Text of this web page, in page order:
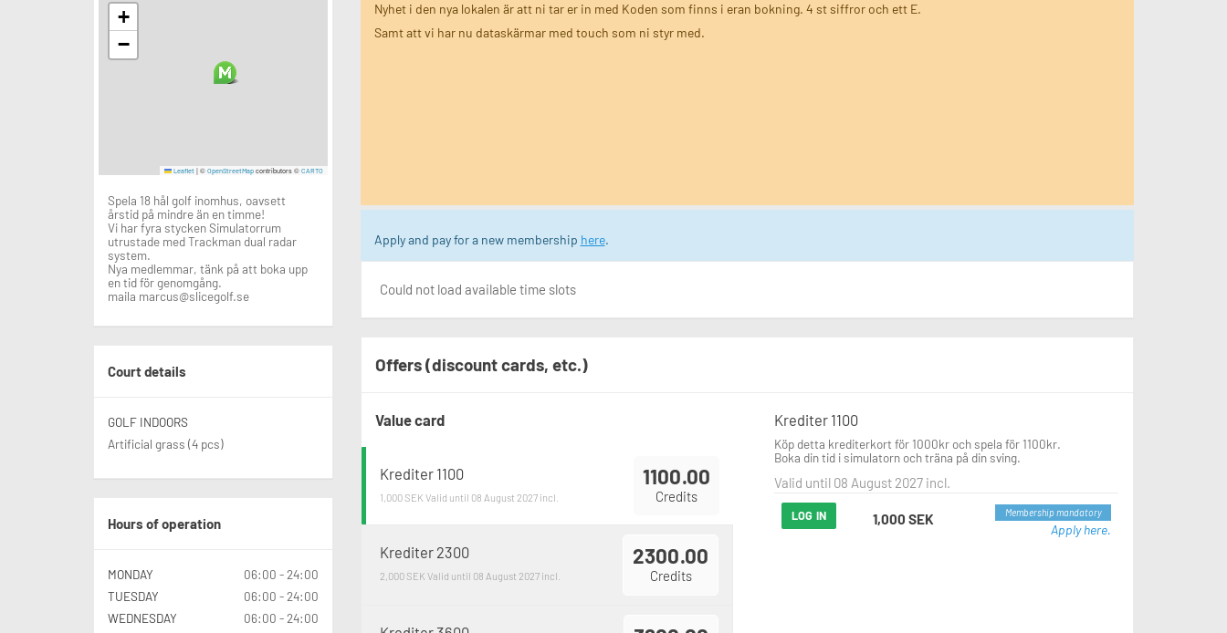
Nyhet i den nya lokalen är att ni tar er in med Koden som finns i eran bokning. 4 st siffror och ett E.
Samt att vi har nu dataskärmar med touch som ni styr med.
Apply and pay for a new membership here.
Could not load available time slots
Offers (discount cards, etc.)
Value card
1100.00
Credits
Krediter 1100
1,000 SEK Valid until 08 August 2027 incl.
2300.00
Credits
Krediter 2300
2,000 SEK Valid until 08 August 2027 incl.
Krediter 1100
Köp detta krediterkort för 1000kr och spela för 1100kr.
Boka din tid i simulatorn och träna på din sving.
Valid until 08 August 2027 incl.
LOG IN 1,000 SEK Membership mandatory
Apply here.
+
−
Leaflet |© OpenStreetMapcontributors © CARTO
Spela 18 hål golf inomhus, oavsett
årstid på mindre än en timme!
Vi har fyra stycken Simulatorrum
utrustade med Trackman dual radar
system.
Nya medlemmar, tänk på att boka upp
en tid för genomgång.
maila marcus@slicegolf.se
Court details
GOLF INDOORS
Artificial grass (4 pcs)
Hours of operation
MONDAY
06:00 - 24:00
TUESDAY
06:00 - 24:00
WEDNESDAY
06:00 - 24:00